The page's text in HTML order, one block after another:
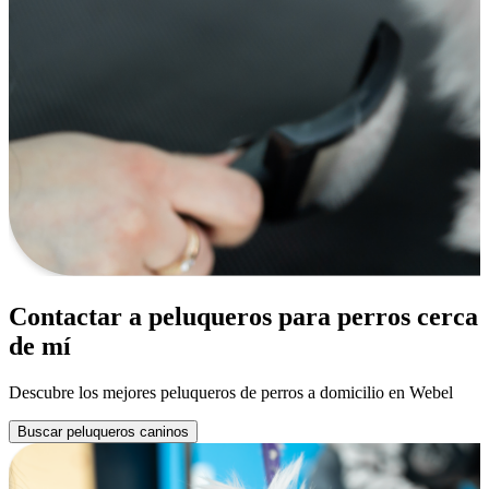
Contactar a peluqueros para perros cerca
de mí
Descubre los mejores peluqueros de perros a domicilio en Webel
Buscar peluqueros caninos